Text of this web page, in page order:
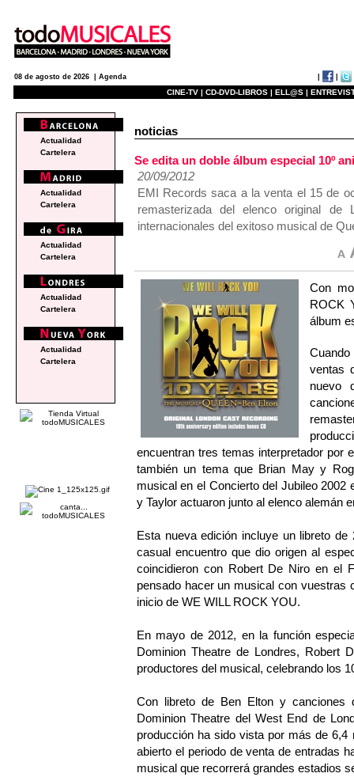
08 de agosto de 2026 | Agenda
CINE-TV | CD-DVD-LIBROS | ELL@S |
noticias
Se edita un doble álbum especial 10º
20/09/2012
EMI Records saca a la venta el 15 de
remasterizada del elenco original de
internacionales del exitoso musical de
Con
ROCK
álbum
ventas
nuevo
encuentran tres temas interpretador por
también un tema que Brian May y
musical en el Concierto del Jubileo
y Taylor actuaron junto al elenco alemán
Esta nueva edición incluye un libreto
casual encuentro que dio origen al
coincidieron con Robert De Niro en el
pensado hacer un musical con vuestras
inicio de WE WILL ROCK YOU.
En mayo de 2012, en la función
Dominion Theatre de Londres, Robert
productores del musical, celebrando los
Con libreto de Ben Elton y
Dominion Theatre del West End de
producción ha sido vista por más de
abierto el periodo de venta de entradas
musical que recorrerá grandes estadios
Actualidad
Cartelera
Actualidad
Cartelera
Actualidad
Cartelera
Actualidad
Cartelera
Actualidad
Cartelera